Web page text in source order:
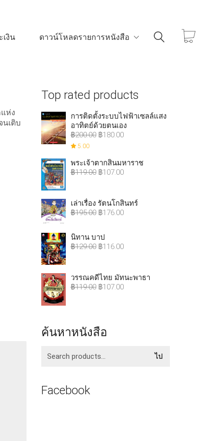
เงิน ดาวน์โหลดรายการหนังสือ
ห่ง
เติบ
Top rated products
การติดตั้งระบบไฟฟ้าเซลล์แสง
อาทิตย์ด้วยตนเอง
฿200.00 ฿180.00
5.00
พระเจ้าตากสินมหาราช
฿119.00 ฿107.00
เล่าเรื่อง รัตนโกสินทร์
฿195.00 ฿176.00
นิทาน บาป
฿129.00 ฿116.00
วรรณคดีไทย มัทนะพาธา
฿119.00 ฿107.00
ค้นหาหนังสือ
ไป
Facebook